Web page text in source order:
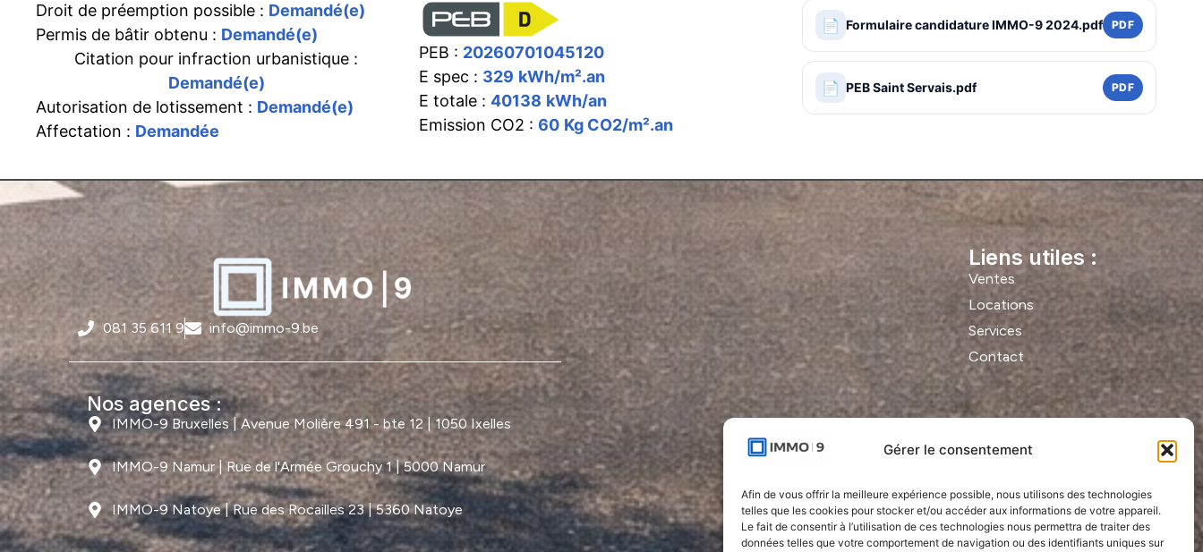
Gérer le consentement
Afin de vous offrir la meilleure expérience possible, nous utilisons des technologies
telles que les cookies pour stocker et/ou accéder aux informations de votre appareil.
Le fait de consentir à l’utilisation de ces technologies nous permettra de traiter des
données telles que votre comportement de navigation ou des identifiants uniques sur
Droit de préemption possible : Demandé(e)
Permis de bâtir obtenu : Demandé(e)
Citation pour infraction urbanistique :
Demandé(e)
Autorisation de lotissement : Demandé(e)
Affectation : Demandée
PEB : 20260701045120
E spec : 329 kWh/m².an
E totale : 40138 kWh/an
Emission CO2 : 60 Kg CO2/m².an
📄 Formulaire candidature IMMO-9 2024.pdf PDF
📄 PEB Saint Servais.pdf PDF
081 35 611 9 info@immo-9.be
Nos agences :
IMMO-9 Bruxelles | Avenue Molière 491 - bte 12 | 1050 Ixelles
IMMO-9 Namur | Rue de l'Armée Grouchy 1 | 5000 Namur
IMMO-9 Natoye | Rue des Rocailles 23 | 5360 Natoye
Liens utiles :
Ventes
Locations
Services
Contact